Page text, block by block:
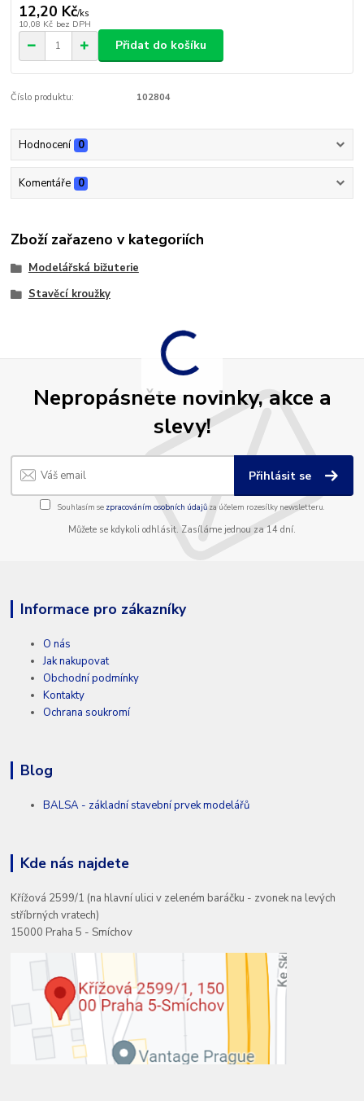
12,20 Kč/ks
10,08 Kč bez DPH
Přidat do košíku
Číslo produktu: 102804
Hodnocení 0
Komentáře 0
Zboží zařazeno v kategoriích
Modelářská bižuterie
Stavěcí kroužky
Nepropásněte novinky, akce a
slevy!
Přihlásit se
Souhlasím se zpracováním osobních údajůza účelem rozesílky newsletteru.
Můžete se kdykoli odhlásit. Zasíláme jednou za 14 dní.
Informace pro zákazníky
O nás
Jak nakupovat
Obchodní podmínky
Kontakty
Ochrana soukromí
Blog
BALSA - základní stavební prvek modelářů
Kde nás najdete
Křížová 2599/1 (na hlavní ulici v zeleném baráčku - zvonek na levých
stříbrných vratech)
15000 Praha 5 - Smíchov